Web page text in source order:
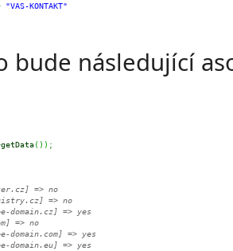
"VAS-KONTAKT"
bude následující
getData( ) ) ;
=> no
=> no
=> yes
=> no
=> yes
=> yes